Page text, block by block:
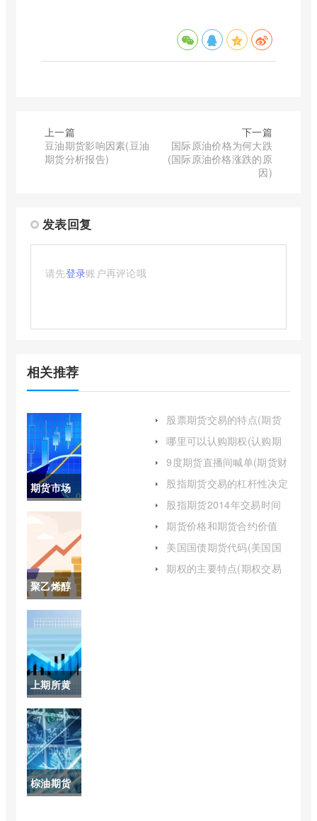
上一篇
豆油期货影响因素(豆油
期货分析报告)
下一篇
国际原油价格为何大跌
(国际原油价格涨跌的原
因)
发表回复
请先登录账户再评论哦
相关推荐
期货市场
的主体包
括哪些(期
货市场的
构成要素)
聚乙烯醇
期货价格
(pva聚乙
烯醇期货)
上期所黄
金
2206(上
期所的黄
金进入交
棕油期货
股票期货交易的特点(期货
哪里可以认购期权(认购期
9度期货直播间喊单(期货财
股指期货交易的杠杆性决定
股指期货2014年交易时间
期货价格和期货合约价值
美国国债期货代码(美国国
期权的主要特点(期权交易